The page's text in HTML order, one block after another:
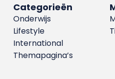
Categorieën
Onderwijs
Lifestyle
International
Themapagina’s